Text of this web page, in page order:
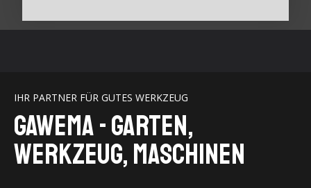
IHR PARTNER FÜR GUTES WERKZEUG
GaWeMA - Garten,
Werkzeug, Maschinen